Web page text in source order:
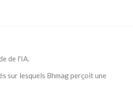
de l'IA.
sur lesquels Bhmag perçoit une